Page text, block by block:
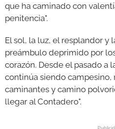
que ha caminado con
penitencia".
El sol, la luz, el resplandor y
preámbulo deprimido por
corazón. Desde el pasado a
continúa siendo
caminantes y camino
llegar al Contadero".